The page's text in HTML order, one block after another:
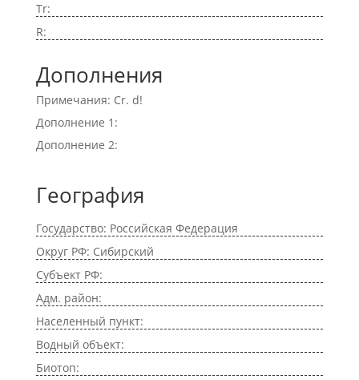
Tr:
R:
Дополнения
Примечания: Cr. d!
Дополнение 1:
Дополнение 2:
География
Государство: Российская Федерация
Округ РФ: Сибирский
Субъект РФ:
Адм. район:
Населенный пункт:
Водный объект:
Биотоп: